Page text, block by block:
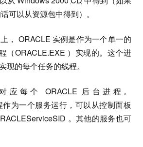
可以从资源包中得到）。
， ORACLE 实例是作为一个单一的
（ORACLE.EXE ）实现的。这个进
现的每个任务的线程。
应每个 ORACLE 后台进程。
为一个服务运行，可以从控制面板
。其他的服务也可